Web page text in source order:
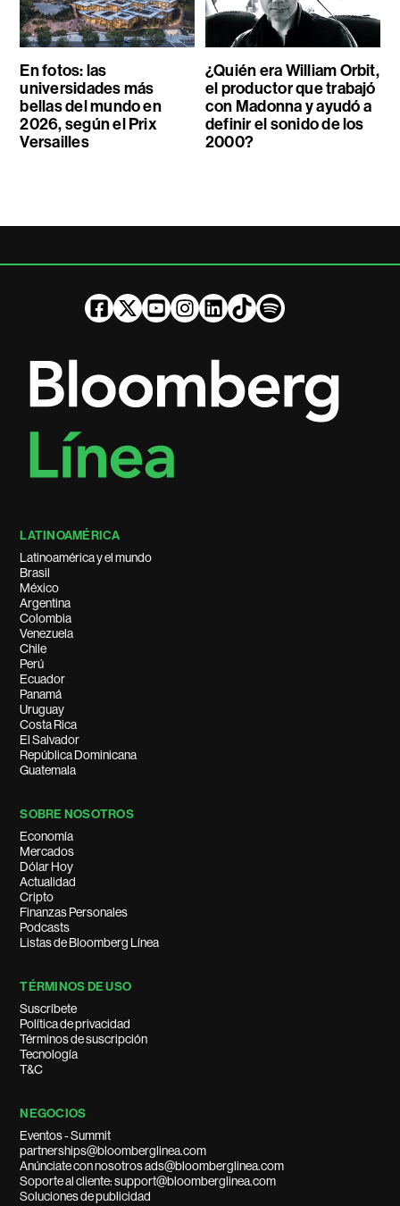
En fotos: las
universidades más
bellas del mundo en
2026, según el Prix
Versailles
¿Quién era William Orbit,
el productor que trabajó
con Madonna y ayudó a
definir el sonido de los
2000?
LATINOAMÉRICA
Latinoamérica y el mundo
Brasil
México
Argentina
Colombia
Venezuela
Chile
Perú
Ecuador
Panamá
Uruguay
Costa Rica
El Salvador
República Dominicana
Guatemala
SOBRE NOSOTROS
Economía
Mercados
Dólar Hoy
Actualidad
Cripto
Finanzas Personales
Podcasts
Listas de Bloomberg Línea
TÉRMINOS DE USO
Suscríbete
Política de privacidad
Términos de suscripción
Tecnología
T&C
NEGOCIOS
Eventos - Summit
partnerships@bloomberglinea.com
Anúnciate con nosotros ads@bloomberglinea.com
Soporte al cliente: support@bloomberglinea.com
Soluciones de publicidad